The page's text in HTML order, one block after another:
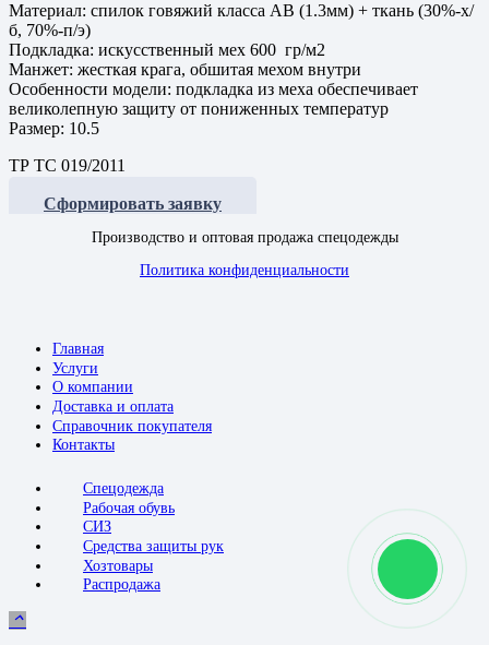
Материал: спилок говяжий класса АВ (1.3мм) + ткань (30%-х/
б, 70%-п/э)
Подкладка: искусственный мех 600 гр/м2
Манжет: жесткая крага, обшитая мехом внутри
Особенности модели: подкладка из меха обеспечивает
великолепную защиту от пониженных температур
Размер: 10.5
ТР ТС 019/2011
Сформировать заявку
Производство и оптовая продажа спецодежды
Политика конфиденциальности
Главная
Услуги
О компании
Доставка и оплата
Справочник покупателя
Контакты
Спецодежда
Рабочая обувь
СИЗ
Средства защиты рук
Хозтовары
Распродажа
keyboard_arrow_up